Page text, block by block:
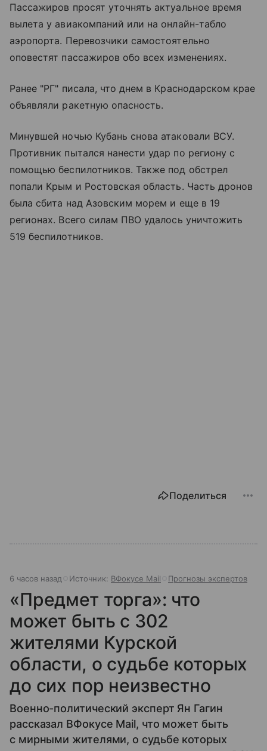
Пассажиров просят уточнять актуальное время
вылета у авиакомпаний или на онлайн-табло
аэропорта. Перевозчики самостоятельно
оповестят пассажиров обо всех изменениях.
Ранее "РГ" писала, что днем в Краснодарском крае
объявляли ракетную опасность.
Минувшей ночью Кубань снова атаковали ВСУ.
Противник пытался нанести удар по региону с
помощью беспилотников. Также под обстрел
попали Крым и Ростовская область. Часть дронов
была сбита над Азовским морем и еще в 19
регионах. Всего силам ПВО удалось уничтожить
519 беспилотников.
Поделиться
6 часов назад Источник: ВФокусе Mail Прогнозы экспертов
«Предмет торга»: что
может быть с 302
жителями Курской
области, о судьбе которых
до сих пор неизвестно
Военно-политический эксперт Ян Гагин
рассказал ВФокусе Mail, что может быть
с мирными жителями, о судьбе которых